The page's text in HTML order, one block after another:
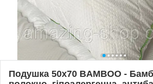
Подушка 50х70 BAMBOO -